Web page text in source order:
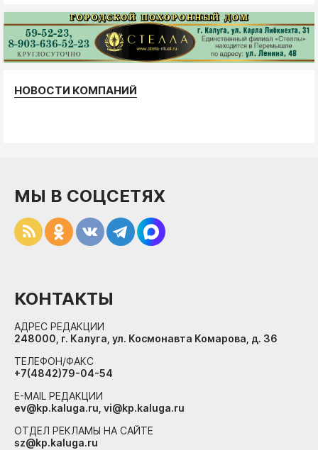
НОВОСТИ КОМПАНИЙ
МЫ В СОЦСЕТЯХ
КОНТАКТЫ
АДРЕС РЕДАКЦИИ
248000, г. Калуга, ул. Космонавта Комарова, д. 36
ТЕЛЕФОН/ФАКС
+7(4842)79-04-54
E-MAIL РЕДАКЦИИ
ev@kp.kaluga.ru, vi@kp.kaluga.ru
ОТДЕЛ РЕКЛАМЫ НА САЙТЕ
sz@kp.kaluga.ru